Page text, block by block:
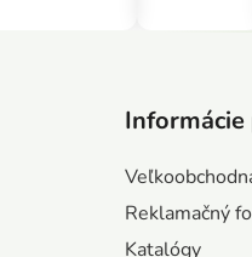
motívom
zvieratiek
predstavia
Informácie
Reklamačný
Katalógy